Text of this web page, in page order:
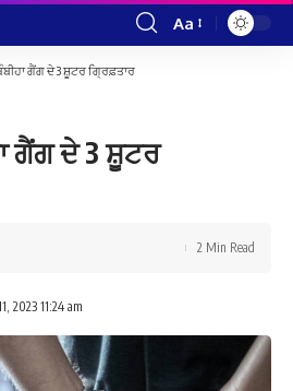
Font
Aa
ਗੈਂਗ ਦੇ 3 ਸ਼ੂਟਰ ਗ੍ਰਿਫ਼ਤਾਰ
ਗੈਂਗ ਦੇ 3 ਸ਼ੂਟਰ
2023 11:24 am
2 Min Read